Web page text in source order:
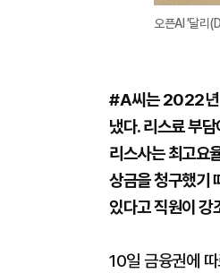
오픈AI '달리
#A씨는 2022년
냈다. 리스료 부
리스사는 최고요
상금을 청구했기
있다고 직원이 강
10일 금융권에